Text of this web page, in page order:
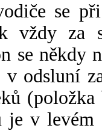
se
vždy za
se někdy
odsluní
je v